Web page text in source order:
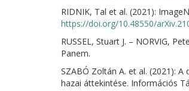
RIDNIK, Tal et al. (2021):
https://doi.org/10.48550/
RUSSEL, Stuart J. – NORVIG,
Panem.
SZABÓ Zoltán A. et al. (2021):
hazai áttekintése. Információs